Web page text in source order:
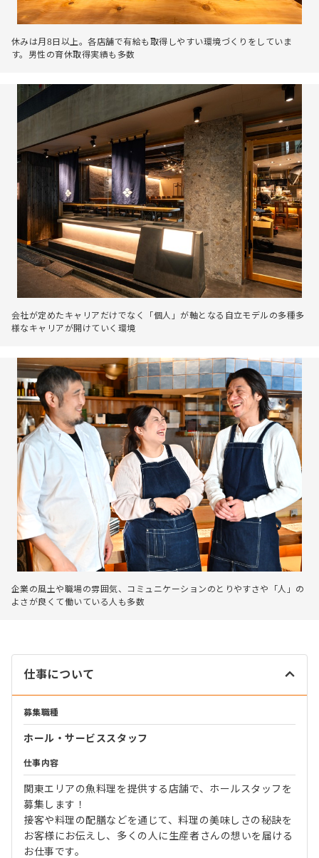
休みは月8日以上。各店舗で有給も取得しやすい環境づくりをしていま
す。男性の育休取得実績も多数
会社が定めたキャリアだけでなく「個人」が軸となる自立モデルの多種多
様なキャリアが開けていく環境
企業の風土や職場の雰囲気、コミュニケーションのとりやすさや「人」の
よさが良くて働いている人も多数
仕事について
募集職種
ホール・サービススタッフ
仕事内容
関東エリアの魚料理を提供する店舗で、ホールスタッフを
募集します！
接客や料理の配膳などを通じて、料理の美味しさの秘訣を
お客様にお伝えし、多くの人に生産者さんの想いを届ける
お仕事です。